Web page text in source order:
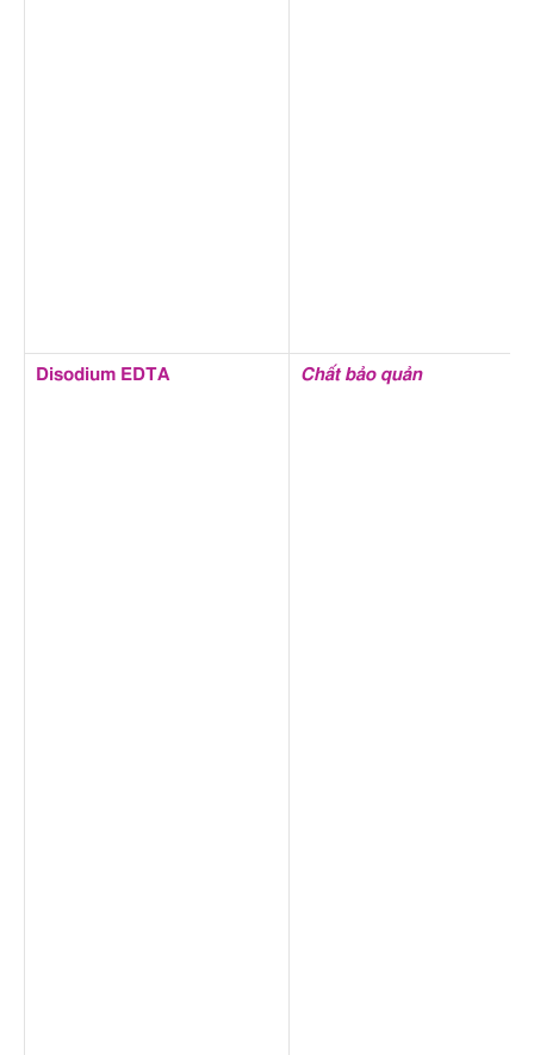
Disodium EDTA Chất bảo quản